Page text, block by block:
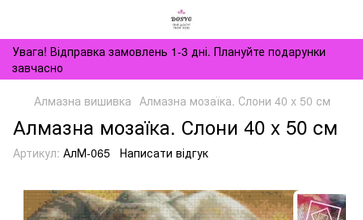
Увага! Відправка замовлень 1-3 дні. Плануйте подарунки
завчасно
Алмазна вишивка Алмазна мозаїка. Слони 40 x 50 см
Алмазна мозаїка. Слони 40 x 50 см
Артикул: АлМ-065 Написати відгук